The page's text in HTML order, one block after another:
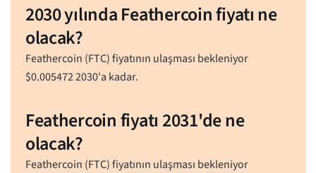
2030 yılında Feathercoin fiyatı ne
olacak?
Feathercoin (FTC) fiyatının ulaşması bekleniyor
$0.0054722030'a kadar.
Feathercoin fiyatı 2031'de ne
olacak?
Feathercoin (FTC) fiyatının ulaşması bekleniyor